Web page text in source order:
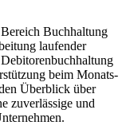
Buchhaltung
laufender
beim Monats-
Überblick über
zuverlässige und